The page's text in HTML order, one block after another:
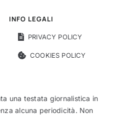
INFO LEGALI
PRIVACY POLICY
COOKIES POLICY
una testata giornalistica in
alcuna periodicità. Non